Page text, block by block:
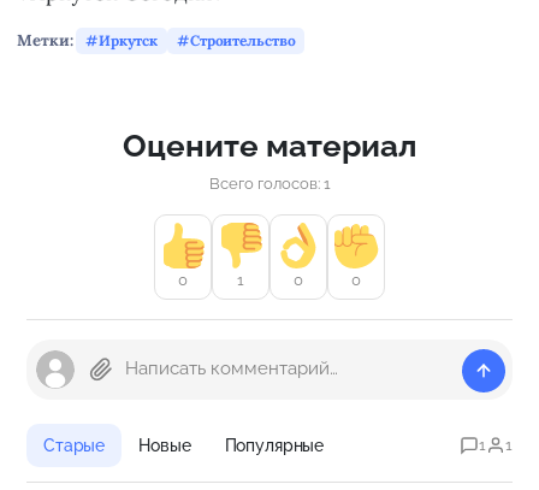
Метки: Иркутск Строительство
Оцените материал
Всего голосов: 1
0 1 0 0
Старые Новые Популярные 1 1